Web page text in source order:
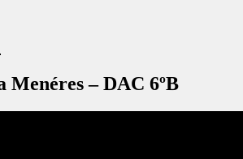
– DAC 6ºB